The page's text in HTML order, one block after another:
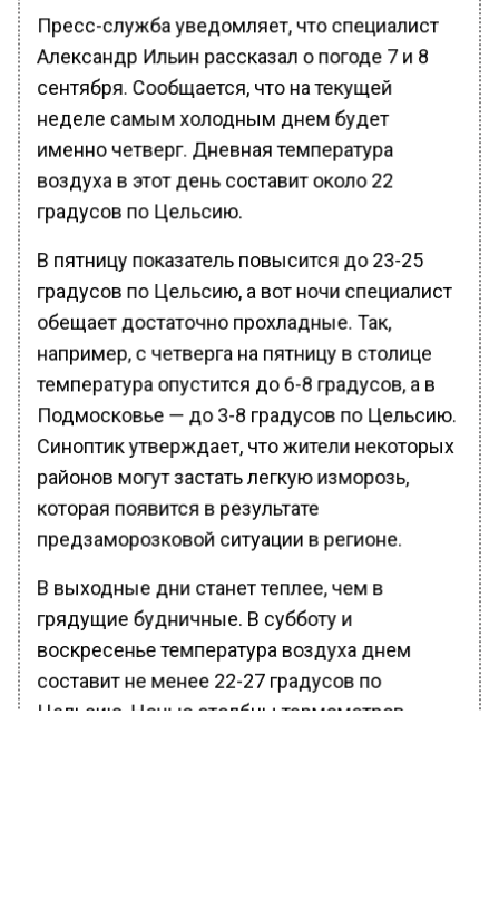
Пресс-служба уведомляет, что специалист
Александр Ильин рассказал о погоде 7 и 8
сентября. Сообщается, что на текущей
неделе самым холодным днем будет
именно четверг. Дневная температура
воздуха в этот день составит около 22
градусов по Цельсию.
В пятницу показатель повысится до 23-25
градусов по Цельсию, а вот ночи специалист
обещает достаточно прохладные. Так,
например, с четверга на пятницу в столице
температура опустится до 6-8 градусов, а в
Подмосковье — до 3-8 градусов по Цельсию.
Синоптик утверждает, что жители некоторых
районов могут застать легкую изморозь,
которая появится в результате
предзаморозковой ситуации в регионе.
В выходные дни станет теплее, чем в
грядущие будничные. В субботу и
воскресенье температура воздуха днем
составит не менее 22-27 градусов по
Цельсию. Ночью столбцы термометров